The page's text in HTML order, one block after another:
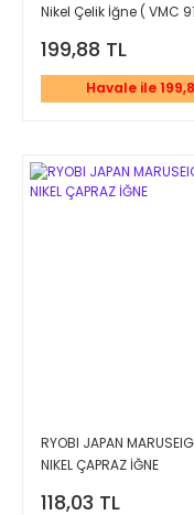
Nikel Çelik İğne ( VMC
199,88 TL
Havale ile
RYOBI JAPAN
NIKEL ÇAPRAZ İĞNE
118,03 TL